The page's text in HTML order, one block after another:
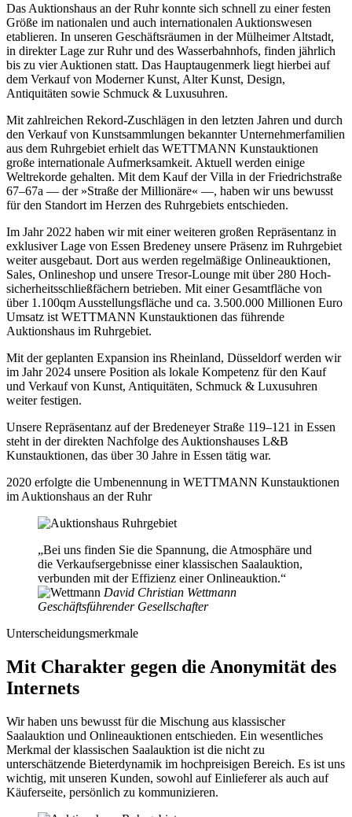
Das Auktionshaus an der Ruhr konnte sich schnell zu einer festen
Größe im nationalen und auch internationalen Auktionswesen
etablieren. In unseren Geschäftsräumen in der Mülheimer Altstadt,
in direkter Lage zur Ruhr und des Wasserbahnhofs, finden jährlich
bis zu vier Auktionen statt. Das Haupt­augenmerk liegt hierbei auf
dem Verkauf von Moderner Kunst, Alter Kunst, Design,
Antiquitäten sowie Schmuck & Luxusuhren.
Mit zahlreichen Rekord-Zuschlägen in den letzten Jahren und durch
den Verkauf von Kunstsammlungen bekannter Unternehmer­familien
aus dem Ruhrgebiet erhielt das WETTMANN Kunstauktionen
große internationale Aufmerksamkeit. Aktuell werden einige
Weltrekorde gehalten. Mit dem Kauf der Villa in der Friedrichstraße
67–67a — der »Straße der Millionäre« —, haben wir uns bewusst
für den Standort im Herzen des Ruhrgebiets entschieden.
Im Jahr 2022 haben wir mit einer weiteren großen Repräsentanz in
exklusiver Lage von Essen Bredeney unsere Präsenz im Ruhrgebiet
weiter ausgebaut. Dort aus werden regelmäßige Onlineauktionen,
Sales, Onlineshop und unsere Tresor-Lounge mit über 280 Hoch­
sicherheits­schließ­fächern betrieben. Mit einer Gesamtfläche von
über 1.100qm Ausstellungs­fläche und ca. 3.500.000 Millionen Euro
Umsatz ist WETTMANN Kunstauktionen das führende
Auktionshaus im Ruhrgebiet.
Mit der geplanten Expansion ins Rheinland, Düsseldorf werden wir
im Jahr 2024 unsere Position als lokale Kompetenz für den Kauf
und Verkauf von Kunst, Antiquitäten, Schmuck & Luxusuhren
weiter festigen.
Unsere Repräsentanz auf der Bredeneyer Straße 119–121 in Essen
steht in der direkten Nachfolge des Auktionshauses L&B
Kunstauktionen, das über 30 Jahre in Essen tätig war.
2020 erfolgte die Umbenennung in WETTMANN Kunstauktionen
im Auktionshaus an der Ruhr
Bei uns finden Sie die Spannung, die Atmosphäre und
die Verkaufsergebnisse einer klassischen Saalauktion,
verbunden mit der Effizienz einer Onlineauktion.
David Christian Wettmann
Geschäftsführender Gesellschafter
Unterscheidungsmerkmale
Mit Charakter gegen die Anonymität des
Internets
Wir haben uns bewusst für die Mischung aus klassischer
Saalauktion und Onlineauktionen entschieden. Ein wesentliches
Merkmal der klassischen Saalauktion ist die nicht zu
unterschätzende Bieterdynamik im hochpreisigen Bereich. Es ist uns
wichtig, mit unseren Kunden, sowohl auf Einlieferer als auch auf
Käuferseite, persönlich zu kommunizieren.